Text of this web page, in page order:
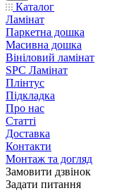
Каталог
Ламінат
Паркетна дошка
Масивна дошка
Вініловий ламінат
SPC Ламінат
Плінтус
Підкладка
Про нас
Статті
Доставка
Контакти
Монтаж та догляд
Замовити дзвінок
Задати питання